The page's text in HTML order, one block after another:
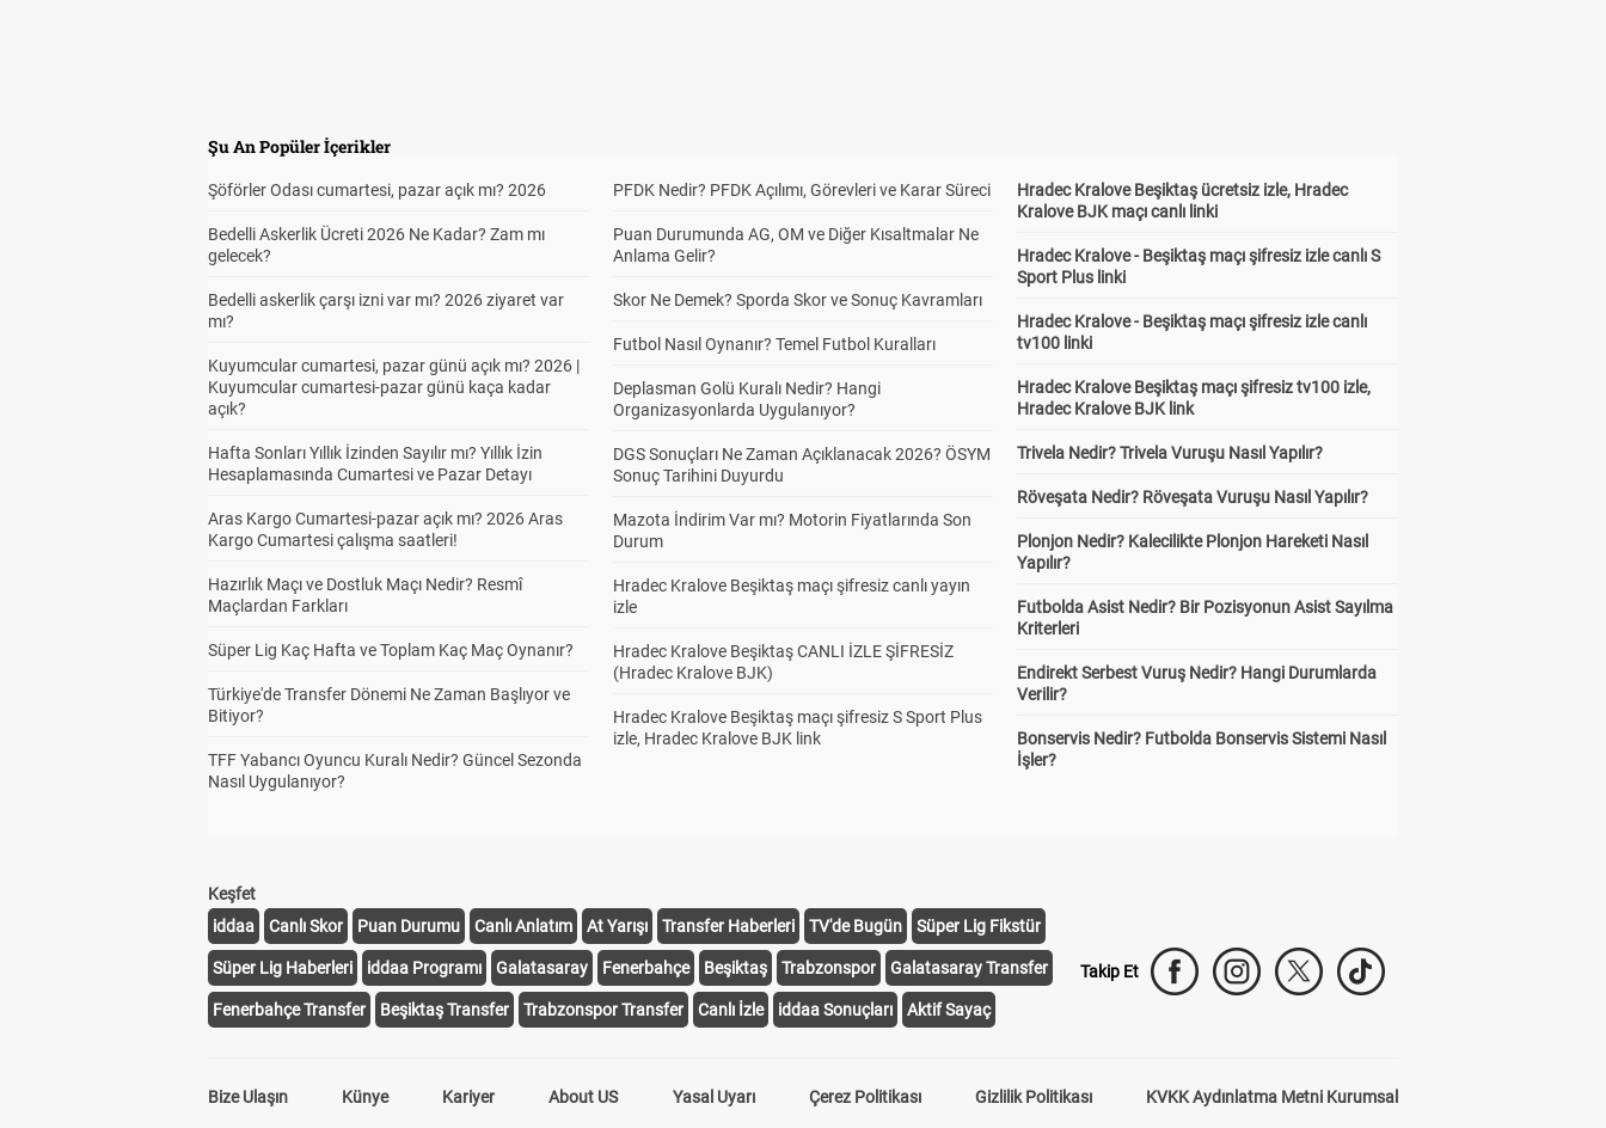
Şu An Popüler İçerikler
Şöförler Odası cumartesi, pazar açık mı? 2026
Bedelli Askerlik Ücreti 2026 Ne Kadar? Zam mı
gelecek?
Bedelli askerlik çarşı izni var mı? 2026 ziyaret var
mı?
Kuyumcular cumartesi, pazar günü açık mı? 2026 |
Kuyumcular cumartesi-pazar günü kaça kadar
açık?
Hafta Sonları Yıllık İzinden Sayılır mı? Yıllık İzin
Hesaplamasında Cumartesi ve Pazar Detayı
Aras Kargo Cumartesi-pazar açık mı? 2026 Aras
Kargo Cumartesi çalışma saatleri!
Hazırlık Maçı ve Dostluk Maçı Nedir? Resmî
Maçlardan Farkları
Süper Lig Kaç Hafta ve Toplam Kaç Maç Oynanır?
Türkiye'de Transfer Dönemi Ne Zaman Başlıyor ve
Bitiyor?
TFF Yabancı Oyuncu Kuralı Nedir? Güncel Sezonda
Nasıl Uygulanıyor?
PFDK Nedir? PFDK Açılımı, Görevleri ve Karar Süreci
Puan Durumunda AG, OM ve Diğer Kısaltmalar Ne
Anlama Gelir?
Skor Ne Demek? Sporda Skor ve Sonuç Kavramları
Futbol Nasıl Oynanır? Temel Futbol Kuralları
Deplasman Golü Kuralı Nedir? Hangi
Organizasyonlarda Uygulanıyor?
DGS Sonuçları Ne Zaman Açıklanacak 2026? ÖSYM
Sonuç Tarihini Duyurdu
Mazota İndirim Var mı? Motorin Fiyatlarında Son
Durum
Hradec Kralove Beşiktaş maçı şifresiz canlı yayın
izle
Hradec Kralove Beşiktaş CANLI İZLE ŞİFRESİZ
(Hradec Kralove BJK)
Hradec Kralove Beşiktaş maçı şifresiz S Sport Plus
izle, Hradec Kralove BJK link
Hradec Kralove Beşiktaş ücretsiz izle, Hradec
Kralove BJK maçı canlı linki
Hradec Kralove - Beşiktaş maçı şifresiz izle canlı S
Sport Plus linki
Hradec Kralove - Beşiktaş maçı şifresiz izle canlı
tv100 linki
Hradec Kralove Beşiktaş maçı şifresiz tv100 izle,
Hradec Kralove BJK link
Trivela Nedir? Trivela Vuruşu Nasıl Yapılır?
Röveşata Nedir? Röveşata Vuruşu Nasıl Yapılır?
Plonjon Nedir? Kalecilikte Plonjon Hareketi Nasıl
Yapılır?
Futbolda Asist Nedir? Bir Pozisyonun Asist Sayılma
Kriterleri
Endirekt Serbest Vuruş Nedir? Hangi Durumlarda
Verilir?
Bonservis Nedir? Futbolda Bonservis Sistemi Nasıl
İşler?
Keşfet
iddaa
Canlı Skor Puan Durumu Canlı Anlatım At Yarışı Transfer Haberleri TV'de Bugün Süper Lig Fikstür
Süper Lig Haberleri iddaa Programı Galatasaray Fenerbahçe Beşiktaş Trabzonspor Galatasaray Transfer
Fenerbahçe Transfer Beşiktaş Transfer Trabzonspor Transfer Canlı İzle iddaa Sonuçları Aktif Sayaç
Takip Et
Bize Ulaşın Künye Kariyer About US Yasal Uyarı Çerez Politikası Gizlilik Politikası KVKK Aydınlatma Metni Kurumsal